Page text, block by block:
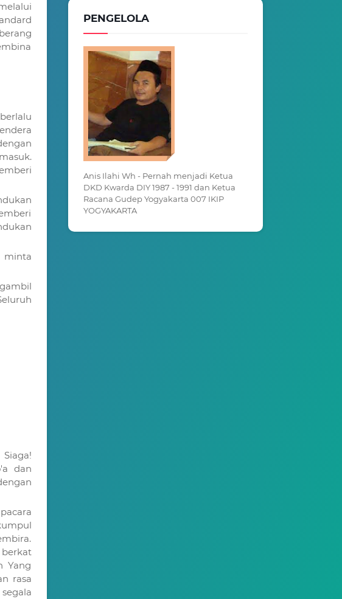
minta
dan
Yang
rasa
PENGELOLA
Anis Ilahi Wh - Pernah menjadi Ketua
DKD Kwarda DIY 1987 - 1991 dan Ketua
Racana Gudep Yogyakarta 007 IKIP
YOGYAKARTA